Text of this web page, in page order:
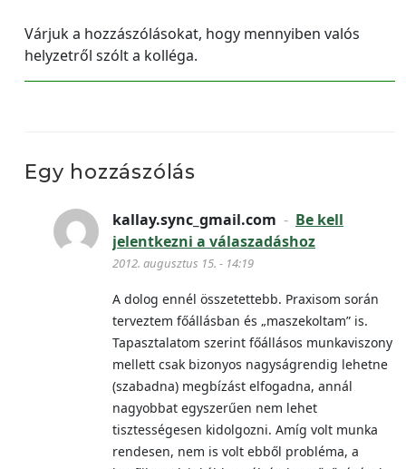
Várjuk a hozzászólásokat, hogy mennyiben valós
helyzetről szólt a kolléga.
Egy hozzászólás
kallay.sync_gmail.com - Be kell
jelentkezni a válaszadáshoz
2012. augusztus 15. - 14:19
A dolog ennél összetettebb. Praxisom során
terveztem főállásban és „maszekoltam” is.
Tapasztalatom szerint főállásos munkaviszony
mellett csak bizonyos nagyságrendig lehetne
(szabadna) megbízást elfogadna, annál
nagyobbat egyszerűen nem lehet
tisztességesen kidolgozni. Amíg volt munka
rendesen, nem is volt ebből probléma, a